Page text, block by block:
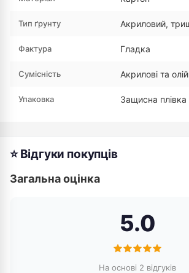
Тип ґрунту Акриловий,
Фактура Гладка
Сумісність Акрилові та
Упаковка Защисна плівка
⭐ Відгуки покупців
Загальна оцінка
5.0
На основі 2 відгуків